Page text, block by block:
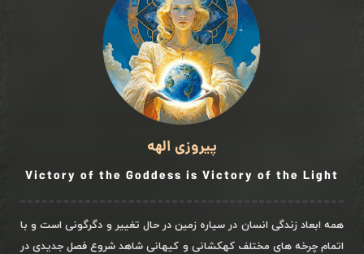
پیروزی الهه
Victory of the Goddess is Victory of the Light
همه ابعاد زندگی انسان در سیاره زمین در حال تغییر و دگرگونی است و با
اتمام چرخه های مختلف کهکشانی و کیهانی شاهد شروع فصل جدیدی در